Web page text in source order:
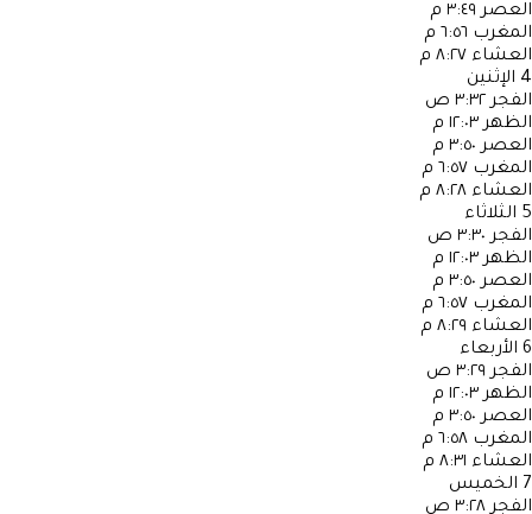
العصر ٣:٤٩ م
المغرب ٦:٥٦ م
العشاء ٨:٢٧ م
4 الإثنين
الفجر ٣:٣٢ ص
الظهر ١٢:٠٣ م
العصر ٣:٥٠ م
المغرب ٦:٥٧ م
العشاء ٨:٢٨ م
5 الثلاثاء
الفجر ٣:٣٠ ص
الظهر ١٢:٠٣ م
العصر ٣:٥٠ م
المغرب ٦:٥٧ م
العشاء ٨:٢٩ م
6 الأربعاء
الفجر ٣:٢٩ ص
الظهر ١٢:٠٣ م
العصر ٣:٥٠ م
المغرب ٦:٥٨ م
العشاء ٨:٣١ م
7 الخميس
الفجر ٣:٢٨ ص